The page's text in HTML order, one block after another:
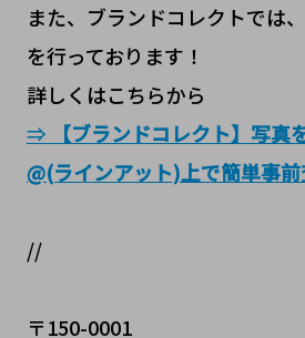
また、ブランドコレクトでは
を行っております！
詳しくはこちらから
⇒
【ブランドコレクト】写
@(ラインアット)上で簡単事
//
〒150-0001